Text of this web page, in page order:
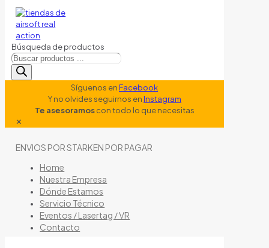
Búsqueda de productos
Síguenos enFacebook
Y no olvides seguirnos enInstagram
Te asesoramoscon todo lo que necesitas
✕
ENVIOS POR STARKEN POR PAGAR
Home
Nuestra Empresa
Dónde Estamos
Servicio Técnico
Eventos / Lasertag / VR
Contacto